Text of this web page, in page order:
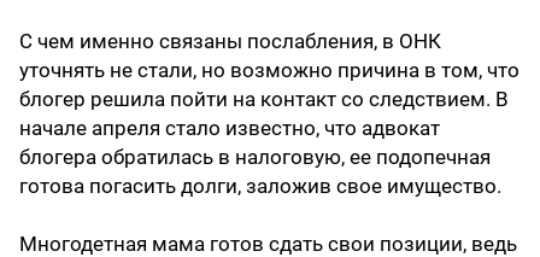
С чем именно связаны послабления, в ОНК
уточнять не стали, но возможно причина в том, что
блогер решила пойти на контакт со следствием. В
начале апреля стало известно, что адвокат
блогера обратилась в налоговую, ее подопечная
готова погасить долги, заложив свое имущество.
Многодетная мама готов сдать свои позиции, ведь